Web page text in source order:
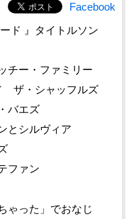
Facebook
ド 』タイトルソン
ー・ファミリー
ザ・シャッフルズ
バエズ
シルヴィア
ファン
ゃった」でおなじ